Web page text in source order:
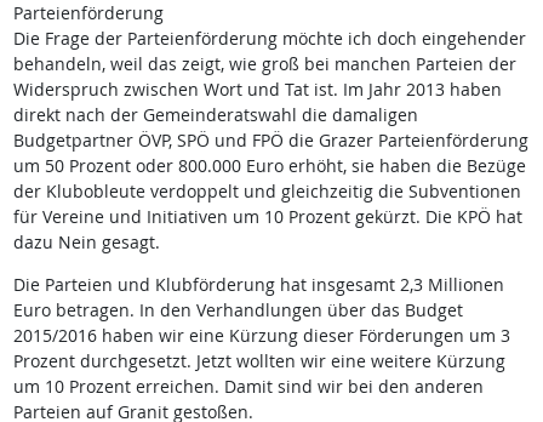
Parteienförderung
Die Frage der Parteienförderung möchte ich doch eingehender
behandeln, weil das zeigt, wie groß bei manchen Parteien der
Widerspruch zwischen Wort und Tat ist. Im Jahr 2013 haben
direkt nach der Gemeinderatswahl die damaligen
Budgetpartner ÖVP, SPÖ und FPÖ die Grazer Parteienförderung
um 50 Prozent oder 800.000 Euro erhöht, sie haben die Bezüge
der Klubobleute verdoppelt und gleichzeitig die Subventionen
für Vereine und Initiativen um 10 Prozent gekürzt. Die KPÖ hat
dazu Nein gesagt.
Die Parteien und Klubförderung hat insgesamt 2,3 Millionen
Euro betragen. In den Verhandlungen über das Budget
2015/2016 haben wir eine Kürzung dieser Förderungen um 3
Prozent durchgesetzt. Jetzt wollten wir eine weitere Kürzung
um 10 Prozent erreichen. Damit sind wir bei den anderen
Parteien auf Granit gestoßen.